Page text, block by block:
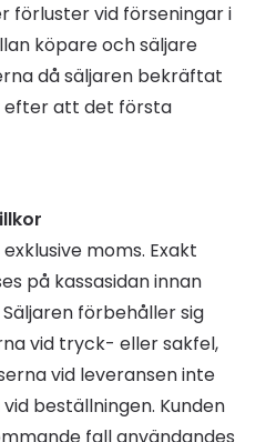
förluster vid förseningar i
köpare och säljare
då säljaren bekräftat
att det första
moms. Exakt
på kassasidan innan
förbehåller sig
vid tryck- eller sakfel,
vid leveransen inte
beställningen. Kunden